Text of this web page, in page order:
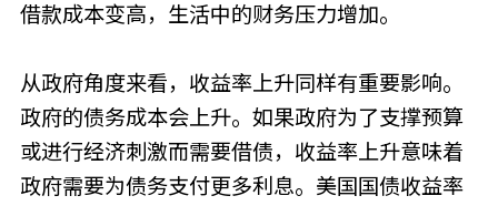
借款成本变高，生活中的财务压力增加。
从政府角度来看，收益率上升同样有重要影响。
政府的债务成本会上升。如果政府为了支撑预算
或进行经济刺激而需要借债，收益率上升意味着
政府需要为债务支付更多利息。美国国债收益率